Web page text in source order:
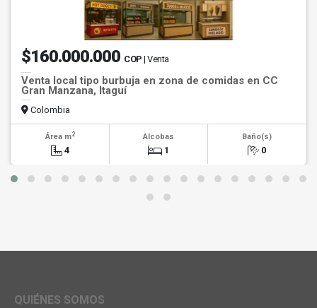
$160.000.000 COP | Venta
Venta local tipo burbuja en zona de comidas en CC
Gran Manzana, Itaguí
Colombia
Área m2
4
Alcobas
1
Baño(s)
0
QUIÉNES SOMOS